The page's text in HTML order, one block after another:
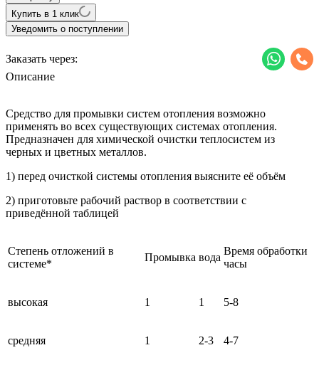
Купить в 1 клик
Уведомить о поступлении
Заказать через:
Описание
Средство для промывки систем отопления возможно
применять во всех существующих системах отопления.
Предназначен для химической очистки теплосистем из
черных и цветных металлов.
1) перед очисткой системы отопления выясните её объём
2) приготовьте рабочий раствор в соответствии с
приведённой таблицей
Степень отложений в
системе*
Промывка вода
Время обработки
часы
высокая 1 1 5-8
средняя 1 2-3 4-7